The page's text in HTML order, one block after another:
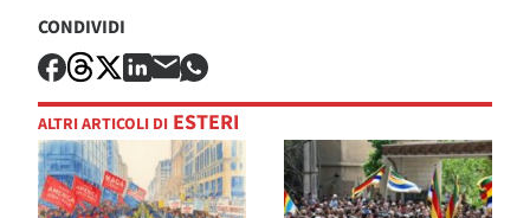
CONDIVIDI
ALTRI ARTICOLI DI ESTERI